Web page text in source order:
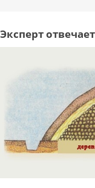
Эксперт